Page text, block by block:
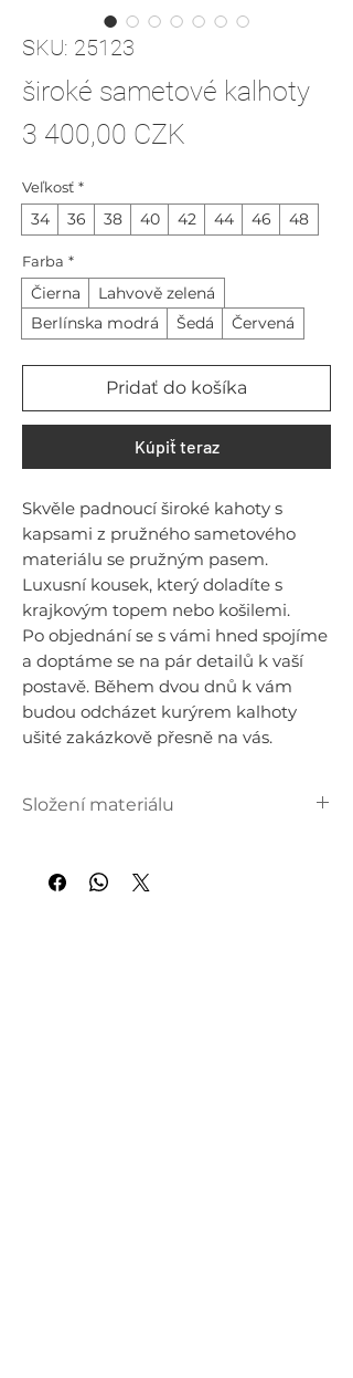
SKU: 25123
široké sametové kalhoty
3 400,00 CZK
Veľkosť *
34 36 38 40 42 44 46 48
Farba *
Čierna
Lahvově zelená
Berlínska modrá
Šedá Červená
Pridať do košíka
Kúpiť teraz
Skvěle padnoucí široké kahoty s
kapsami z pružného sametového
materiálu se pružným pasem.
Luxusní kousek, který doladíte s
krajkovým topem nebo košilemi.
Po objednání se s vámi hned spojíme
a doptáme se na pár detailů k vaší
postavě. Během dvou dnů k vám
budou odcházet kurýrem kalhoty
ušité zakázkově přesně na vás.
Složení materiálu